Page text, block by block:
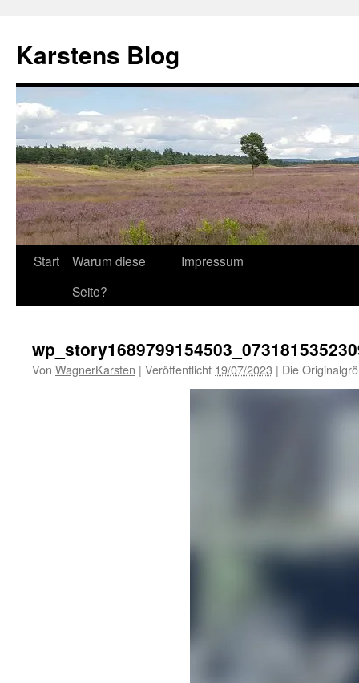
springen
Karstens Blog
Start
Warum diese
Seite?
Impressum
Von WagnerKarsten | Veröffentlicht 19/07/2023 | Die